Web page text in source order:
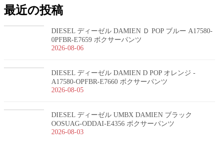
最近の投稿
DIESEL ディーゼル DAMIEN Ｄ POP ブルー A17580-
0PFBR-E7659 ボクサーパンツ
2026-08-06
DIESEL ディーゼル DAMIEN D POP オレンジ -
A17580-OPFBR-E7660 ボクサーパンツ
2026-08-05
DIESEL ディーゼル UMBX DAMIEN ブラック
OOSUAG-ODDAI-E4356 ボクサーパンツ
2026-08-03